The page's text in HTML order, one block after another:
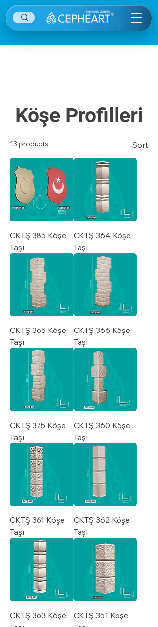
Köşe Profilleri
13 products Sort
CKTŞ 385 Köşe
Taşı
CKTŞ 364 Köşe
Taşı
CKTŞ 365 Köşe
Taşı
CKTŞ 366 Köşe
Taşı
CKTŞ 375 Köşe
Taşı
CKTŞ 360 Köşe
Taşı
CKTŞ 361 Köşe
Taşı
CKTŞ 362 Köşe
Taşı
CKTŞ 363 Köşe
CKTŞ 351 Köşe